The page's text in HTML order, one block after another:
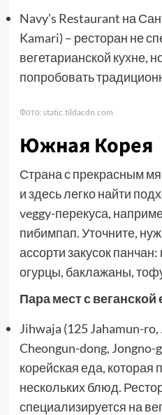
Navy’s Restaurant на
Kamari) – ресторан не
вегетарианской кухне,
попробовать
Фото: static.tildacdn.com
Южная Корея
Страна с прекрасным
и здесь легко найти
veggy-перекуса,
пибимпап. Уточните,
ассорти закусок
огурцы, баклажаны,
Пара мест с
Jihwaja (125 Jahamun-ro,
Cheongun-dong, Jongno-
корейская еда, которая
нескольких блюд.
специализируется на